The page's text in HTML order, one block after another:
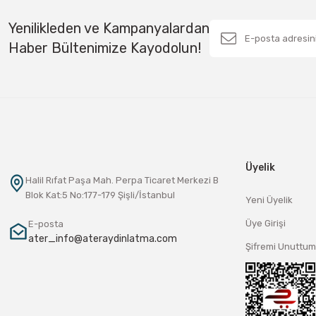
Yenilikleden ve Kampanyalardan
Haber Bültenimize Kayodolun!
Halil Rıfat Paşa Mah. Perpa Ticaret Merkezi B
Blok Kat:5 No:177-179 Şişli/İstanbul
E-posta
ater_info@ateraydinlatma.com
Üyelik
Yeni Üyelik
Üye Girişi
Şifremi Unuttum